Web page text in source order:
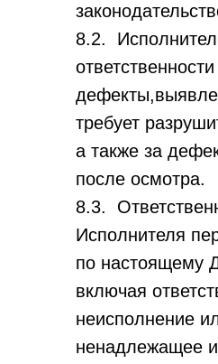
8.2.
требует
а также за
после осмотра.
8.3.
Исполнителя
по настоящему
включая
неисполнение
ненадлежащее